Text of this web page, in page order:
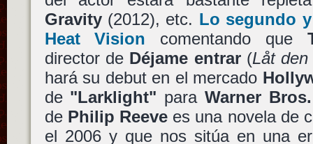
Gravity(2012), etc. Lo segundo
Heat Vision comentando que
director de Déjame entrar(Låt
hará su debut en el mercado
de "Larklight" paraWarner
de Philip Reevees una novela de
el 2006 y que nos sitúa en una